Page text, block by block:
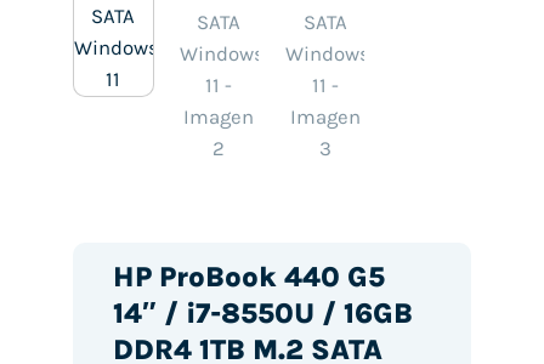
HP ProBook 440 G5
14″ / i7-8550U / 16GB
DDR4 1TB M.2 SATA